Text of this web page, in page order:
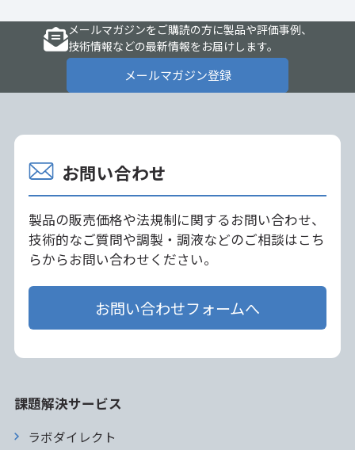
メールマガジンをご購読の方に製品や評価事例、
技術情報などの最新情報をお届けします。
メールマガジン登録
お問い合わせ
製品の販売価格や法規制に関するお問い合わせ、
技術的なご質問や調製・調液などのご相談はこち
らからお問い合わせください。
お問い合わせフォームへ
課題解決サービス
ラボダイレクト